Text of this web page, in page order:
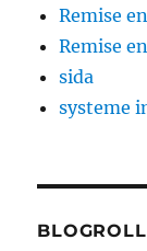
Remise
Remise
sida
systeme
BLOGROLL